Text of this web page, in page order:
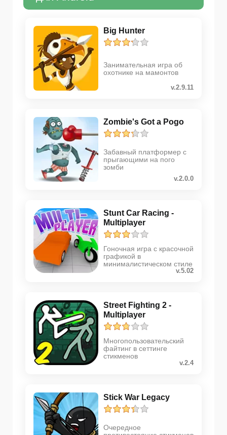
Big Hunter
Занимательная игра об
охотнике на мамонтов
v.2.9.11
Zombie's Got a Pogo
Забавный платформер с
прыгающими на пого
зомби
v.2.0.0
Stunt Car Racing -
Multiplayer
Гоночная игра с красочной
графикой в
минималистическом стиле
v.5.02
Street Fighting 2 -
Multiplayer
Многопользовательский
файтинг в сеттинге
стикменов
v.2.4
Stick War Legacy
Очередное